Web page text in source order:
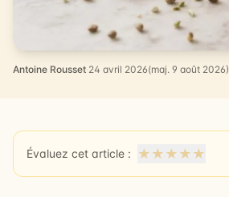
Antoine Rousset·24 avril 2026(maj. 9 août 2026)
Évaluez cet article : ★ ★ ★ ★ ★